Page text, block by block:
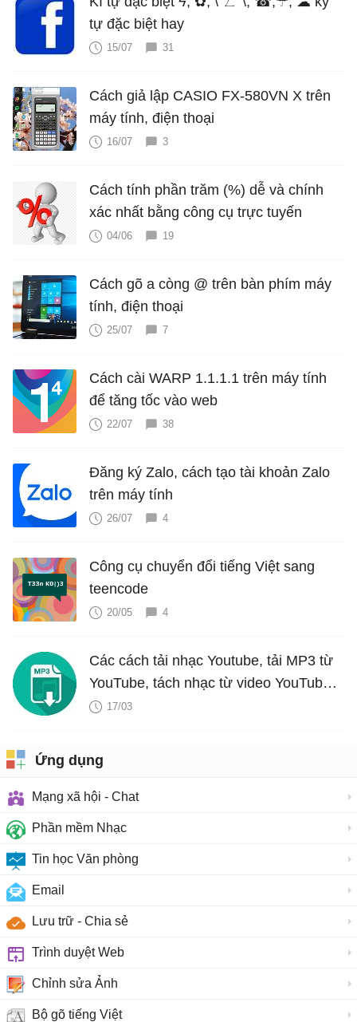
tự đặc biệt hay
15/07 31
Cách giả lập CASIO FX-580VN X trên
máy tính, điện thoại
16/07 3
Cách tính phần trăm (%) dễ và chính
xác nhất bằng công cụ trực tuyến
04/06 19
Cách gõ a còng @ trên bàn phím máy
tính, điện thoại
25/07 7
Cách cài WARP 1.1.1.1 trên máy tính
để tăng tốc vào web
22/07 38
Đăng ký Zalo, cách tạo tài khoản Zalo
trên máy tính
26/07 4
Công cụ chuyển đổi tiếng Việt sang
teencode
20/05 4
Các cách tải nhạc Youtube, tải MP3 từ
YouTube, tách nhạc từ video YouTube
cực dễ
17/03
Ứng dụng
Mạng xã hội - Chat
Phần mềm Nhạc
Tin học Văn phòng
Email
Lưu trữ - Chia sẻ
Trình duyệt Web
Chỉnh sửa Ảnh
Bộ gõ tiếng Việt